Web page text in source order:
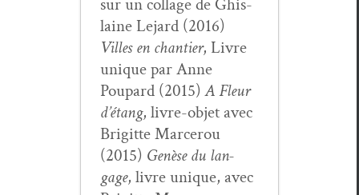
laine Lejard (2016)
Villes en chantier, Livre
unique par Anne
Poupard (2015)A Fleur
d’é­tang, livre-objet avec
Brigitte Marcer­ou
(2015) Genèse du lan­
gage, livre unique, avec